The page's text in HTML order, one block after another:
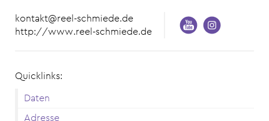
kontakt@reel-schmiede.de
http://www.reel-schmiede.de
Quicklinks:
Daten
Adresse